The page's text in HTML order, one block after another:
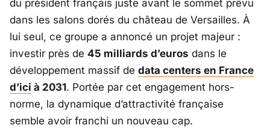
du président français juste avant le sommet prévu
dans les salons dorés du château de Versailles. À
lui seul, ce groupe a annoncé un projet majeur :
investir près de 45 milliards d’euros dans le
développement massif de data centers en France
d’ici à 2031. Portée par cet engagement hors-
norme, la dynamique d’attractivité française
semble avoir franchi un nouveau cap.